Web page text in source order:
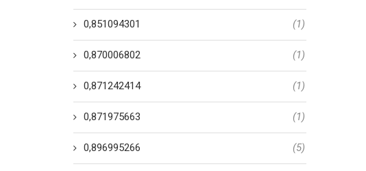
0,851094301 (1)
0,870006802 (1)
0,871242414 (1)
0,871975663 (1)
0,896995266 (5)